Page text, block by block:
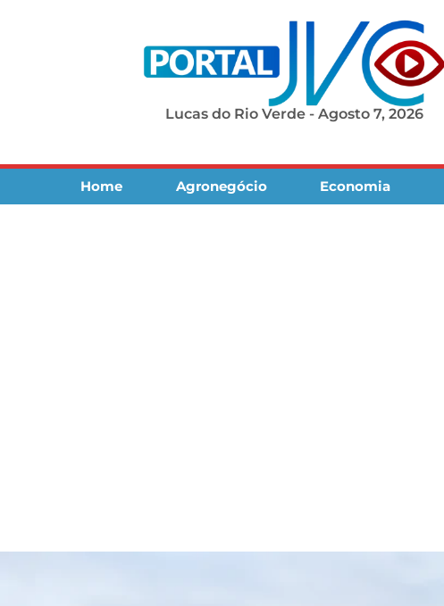
Lucas do Rio Verde - Agosto 7, 2026
Home Agronegócio Economia